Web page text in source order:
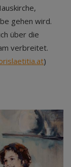
gehen wird.
über die
verbreitet.
)